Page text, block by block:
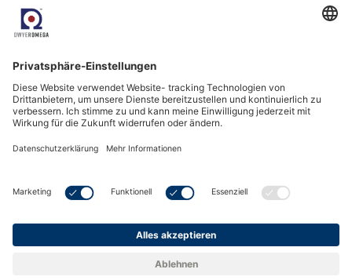
menschliche Eingriffe reduziert werden. Sämtliche
Berichte sind auf Knopfdruck abrufbar und das
Apotheken-Team kann sich auf seine Patienten
konzentrieren.
BEREICHS-QUALIFIZIERUNG
LÖSUNG